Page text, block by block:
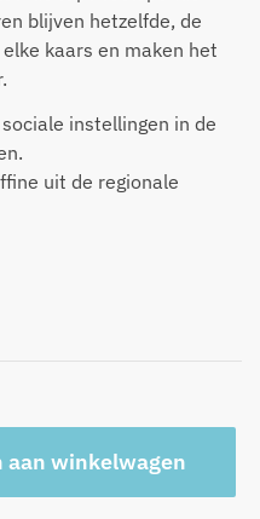
blijven hetzelfde, de
kaars en maken het
instellingen in de
uit de regionale
aan winkelwagen